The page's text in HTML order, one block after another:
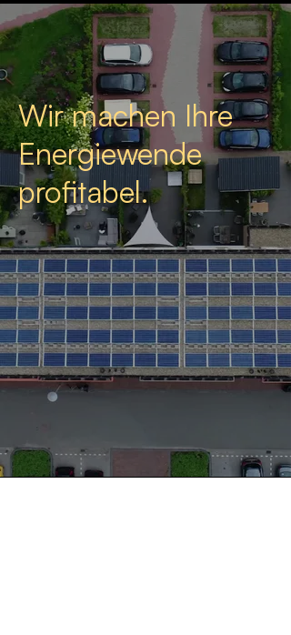
Wir machen Ihre
Energiewende
profitabel.